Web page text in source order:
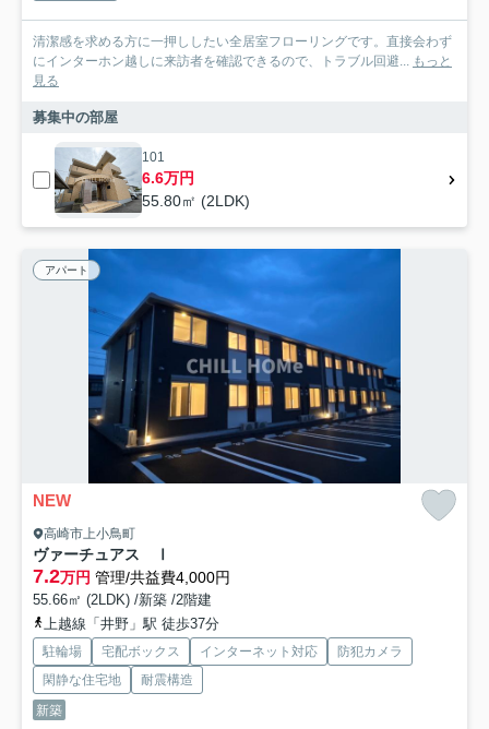
清潔感を求める方に一押ししたい全居室フローリングです。直接会わず
にインターホン越しに来訪者を確認できるので、トラブル回避... もっと
見る
募集中の部屋
101
6.6万円
55.80㎡ (2LDK)
アパート
NEW
高崎市上小鳥町
ヴァーチュアス Ⅰ
7.2万円 管理/共益費4,000円
55.66㎡ (2LDK) /新築 /2階建
上越線「井野」駅 徒歩37分
駐輪場 宅配ボックス インターネット対応
防犯カメラ
閑静な住宅地
耐震構造
新築